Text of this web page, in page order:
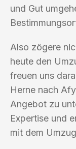
und Gut
Also zögere
heute den
freuen uns
Herne nach
Angebot zu
Expertise und
mit dem